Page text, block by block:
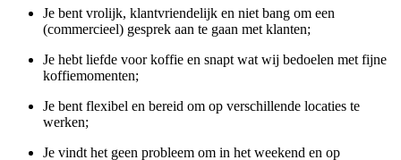
Je bent vrolijk, klantvriendelijk en niet bang om een ​​
(commercieel) gesprek aan te gaan met klanten;
Je hebt liefde voor koffie en snapt wat wij bedoelen met fijne
koffiemomenten;
Je bent flexibel en bereid om op verschillende locaties te
werken;
Je vindt het geen probleem om in het weekend en op